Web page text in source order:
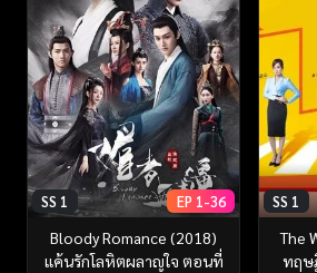
SS 1 EP 1-36
Bloody Romance (2018)
แค้นรักโลหิตผลาญใจ ตอนที่
SS 1
The
ทฤษ